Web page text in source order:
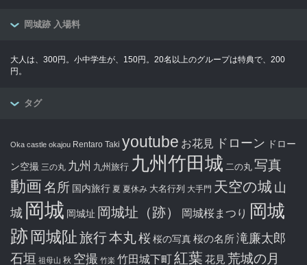
岡城跡 入場料
大人は、300円。小中学生が、150円。20名以上のグループは特典で、200
円。
タグ
Oka castle okajou Rentaro Taki youtube お花見 ドローン ドロー
ン空撮 三の丸 九州 九州旅行 九州竹田城 二の丸 写真
動画名所 国内旅行 夏 夏休み 大名行列 大手門 天空の城 山
城 岡城 岡城址 岡城址（跡） 岡城桜まつり 岡城
跡 岡城阯旅行本丸桜桜の写真桜の名所滝廉太郎
石垣 祖母山 秋 空撮 竹楽 竹田城下町紅葉 花見 荒城の月